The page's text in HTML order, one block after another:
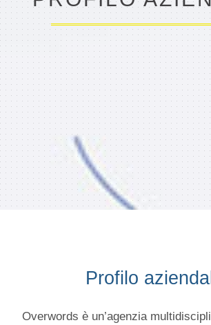
Profilo
Overwords è un’agenzia